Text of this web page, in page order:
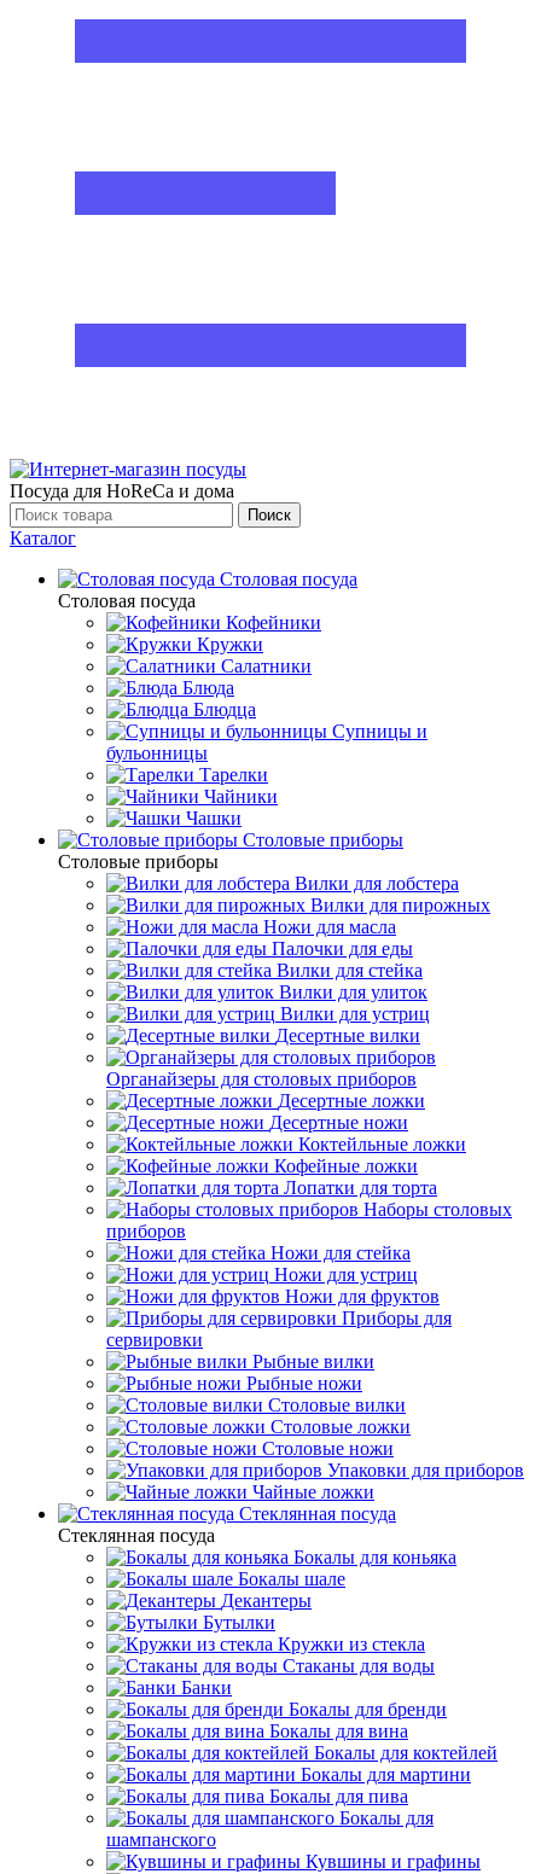
Посуда для HoReCa и дома
Поиск
Каталог
Столовая посуда
Столовая посуда
Кофейники
Кружки
Салатники
Блюда
Блюдца
Супницы и
бульонницы
Тарелки
Чайники
Чашки
Cтоловые приборы
Cтоловые приборы
Вилки для лобстера
Вилки для пирожных
Ножи для масла
Палочки для еды
Вилки для стейка
Вилки для улиток
Вилки для устриц
Десертные вилки
Органайзеры для столовых приборов
Десертные ложки
Десертные ножи
Коктейльные ложки
Кофейные ложки
Лопатки для торта
Наборы столовых
приборов
Ножи для стейка
Ножи для устриц
Ножи для фруктов
Приборы для
сервировки
Рыбные вилки
Рыбные ножи
Столовые вилки
Столовые ложки
Столовые ножи
Упаковки для приборов
Чайные ложки
Стеклянная посуда
Стеклянная посуда
Бокалы для коньяка
Бокалы шале
Декантеры
Бутылки
Кружки из стекла
Стаканы для воды
Банки
Бокалы для бренди
Бокалы для вина
Бокалы для коктейлей
Бокалы для мартини
Бокалы для пива
Бокалы для
шампанского
Кувшины и графины